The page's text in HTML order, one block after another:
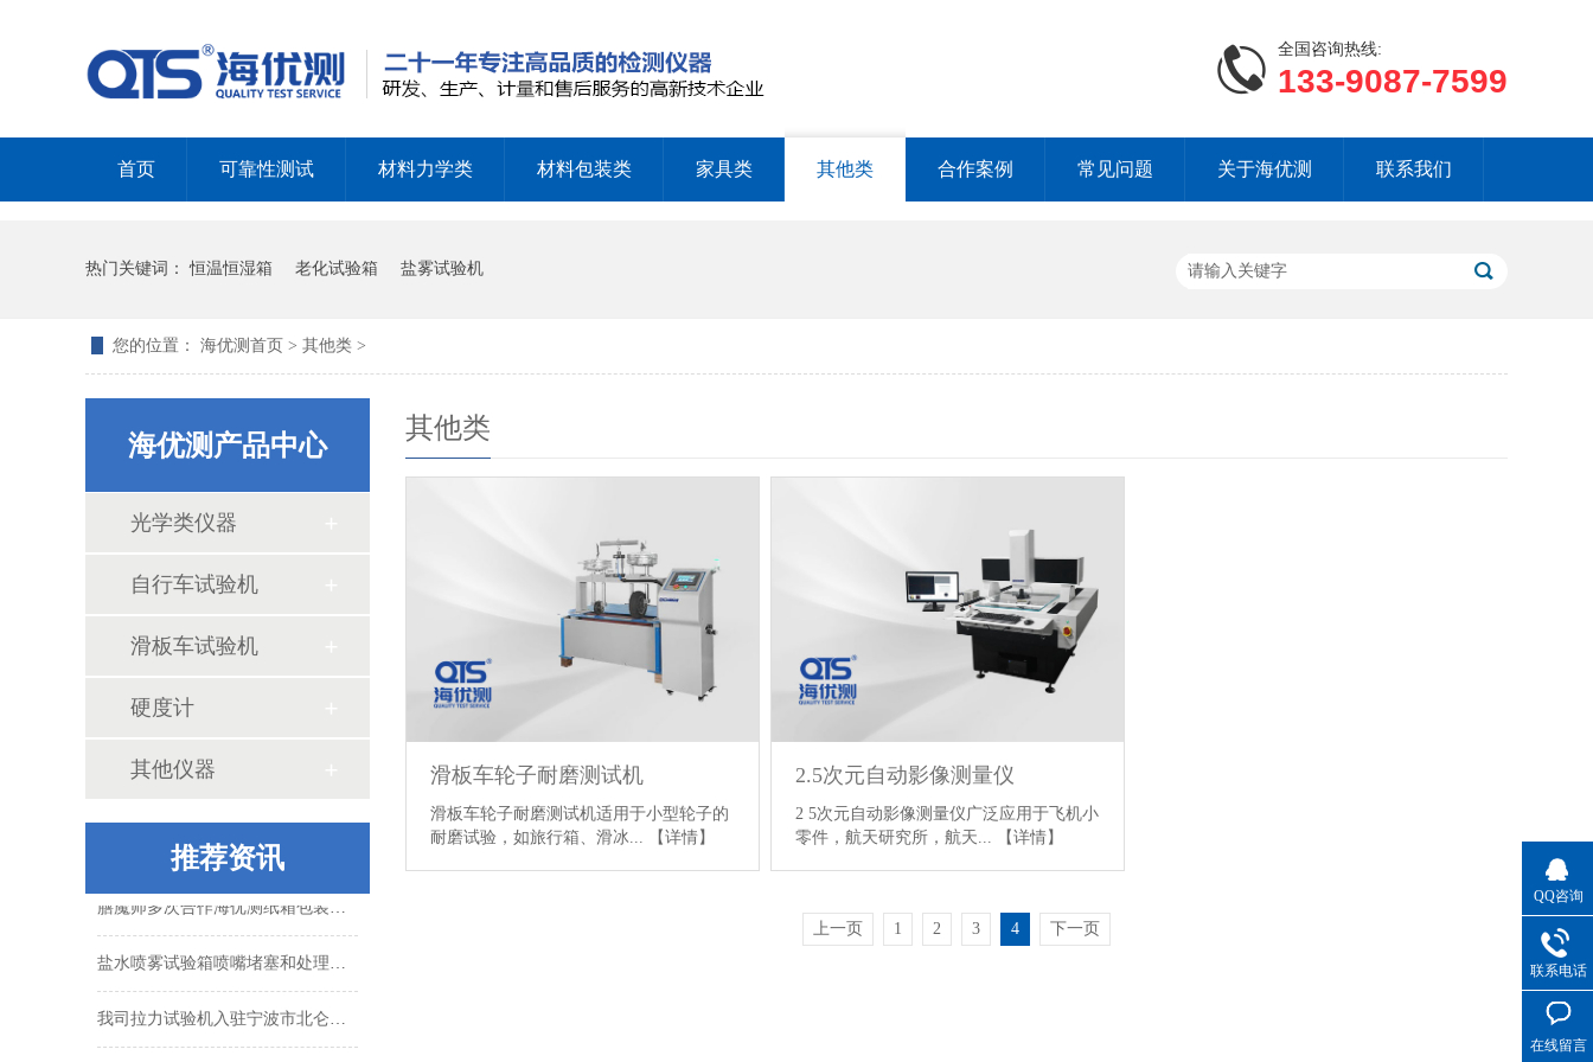
全国咨询热线:
133-9087-7599
首页 可靠性测试 材料力学类 材料包装类 家具类 其他类 合作案例 常见问题 关于海优测 联系我们
热门关键词：恒温恒湿箱 老化试验箱 盐雾试验机
您的位置： 海优测首页 > 其他类 >
其他类
滑板车轮子耐磨测试机
滑板车轮子耐磨测试机适用于小型轮子的
耐磨试验，如旅行箱、滑冰...
【详情】
2.5次元自动影像测量仪
2 5次元自动影像测量仪广泛应用于飞机小
零件，航天研究所，航天...
【详情】
上一页 1 2 3 4 下一页
海优测产品中心
光学类仪器
自行车试验机
滑板车试验机
硬度计
其他仪器
推荐资讯
纸板耐破强度的行业标准
QQ咨询
联系电话
在线留言